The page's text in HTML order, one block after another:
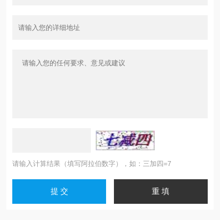
请输入计算结果（填写阿拉伯数字），如：三加四=7